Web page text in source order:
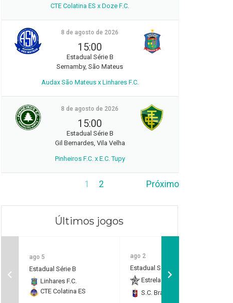
CTE Colatina ES x Doze F.C.
8 de agosto de 2026
15:00
Estadual Série B
Sernamby, São Mateus
Audax São Mateus x Linhares F.C.
8 de agosto de 2026
15:00
Estadual Série B
Gil Bernardes, Vila Velha
Pinheiros F.C. x E.C. Tupy
1 2 Próximo
Últimos jogos
ago 5
Estadual Série B
Linhares F.C.
CTE Colatina ES
ago 2
Estadual Série B
Estrela do Norte F.C.
S.C. Brasil Capixaba